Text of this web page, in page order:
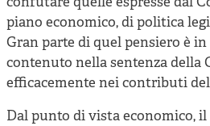
piano economico, di politica
Gran parte di quel pensiero è
contenuto nella sentenza della
efficacemente nei contributi
Dal punto di vista economico,